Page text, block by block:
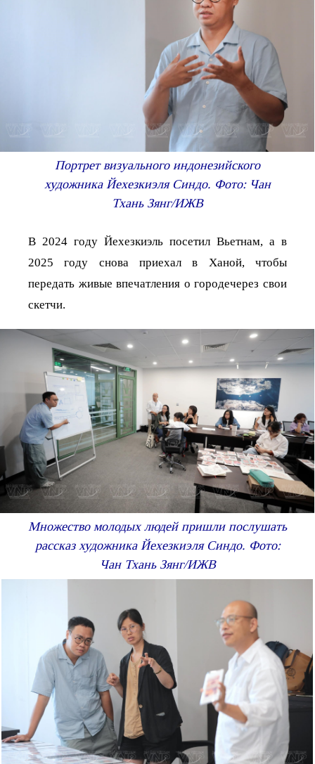
Портрет визуального индонезийского
художника Йехезкиэля Синдо. Фото: Чан
Тхань Зянг/ИЖВ
В 2024 году Йехезкиэль посетил Вьетнам, а в
2025 году снова приехал в Ханой, чтобы
передать живые впечатления о городечерез свои
скетчи.
Множество молодых людей пришли послушать
рассказ художника Йехезкиэля Синдо. Фото:
Чан Тхань Зянг/ИЖВ